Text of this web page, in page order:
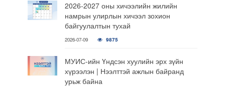
2026-2027 оны хичээлийн жилийн
намрын улирлын хичээл зохион
байгуулалтын тухай
2026-07-09 9875
МУИС-ийн Үндсэн хуулийн эрх зүйн
хүрээлэн | Нээлттэй ажлын байранд
урьж байна